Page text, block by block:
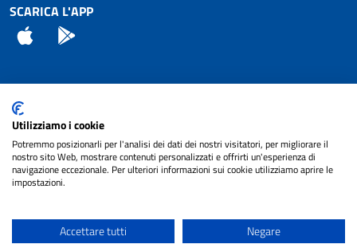
SCARICA L'APP
App Store
Attuazione Misure PNRR
Piano di miglioramento del sito
Note legali
cura diNET SMART
Utilizziamo i cookie
Potremmo posizionarli per l'analisi dei dati dei nostri visitatori, per migliorare il
nostro sito Web, mostrare contenuti personalizzati e offrirti un'esperienza di
navigazione eccezionale. Per ulteriori informazioni sui cookie utilizziamo aprire le
impostazioni.
Accettare tutti Negare